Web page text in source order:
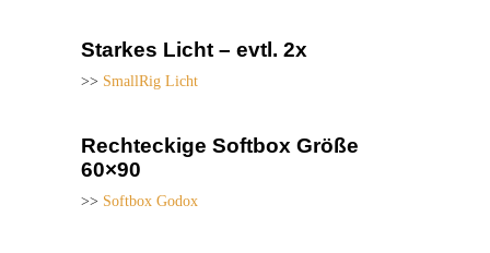
Starkes Licht – evtl. 2x
>> SmallRig Licht
Rechteckige Softbox Größe
60×90
>> Softbox Godox